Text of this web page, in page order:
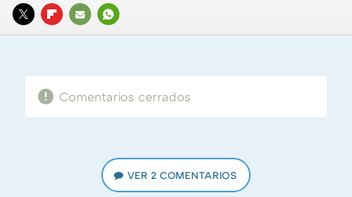
TWITTERFLIPBOARD
E-
WHATSAPP
Comentarios cerrados
VER2 COMENTARIOS